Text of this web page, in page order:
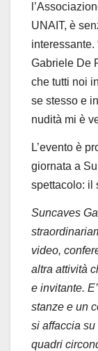
UNAIT, è
interessante.
Gabriele De
che tutti noi
se stesso e
nudità mi è
L’evento è
giornata a
spettacolo: il
Suncaves
video,
altra attività
e invitante.
stanze e un
si affaccia
quadri